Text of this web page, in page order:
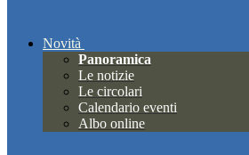
Novità
Panoramica
Le notizie
Le circolari
Calendario eventi
Albo online